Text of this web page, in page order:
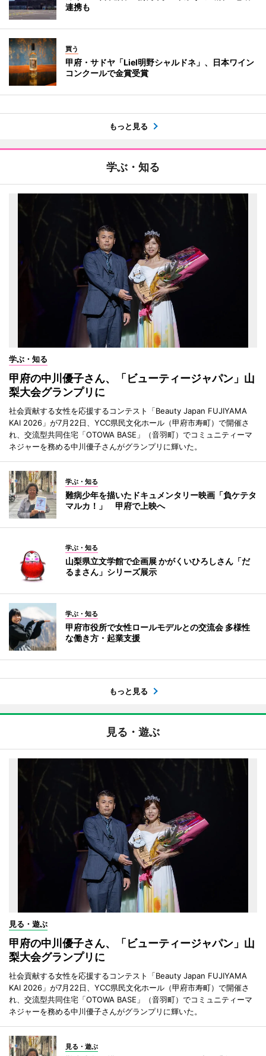
連携も
買う
甲府・サドヤ「Liel明野シャルドネ」、日本ワイン
コンクールで金賞受賞
もっと見る
学ぶ・知る
学ぶ・知る
甲府の中川優子さん、「ビューティージャパン」山
梨大会グランプリに
社会貢献する女性を応援するコンテスト「Beauty Japan FUJIYAMA
KAI 2026」が7月22日、YCC県民文化ホール（甲府市寿町）で開催さ
れ、交流型共同住宅「OTOWA BASE」（音羽町）でコミュニティーマ
ネジャーを務める中川優子さんがグランプリに輝いた。
学ぶ・知る
難病少年を描いたドキュメンタリー映画「負ケテタ
マルカ！」 甲府で上映へ
学ぶ・知る
山梨県立文学館で企画展 かがくいひろしさん「だ
るまさん」シリーズ展示
学ぶ・知る
甲府市役所で女性ロールモデルとの交流会 多様性
な働き方・起業支援
もっと見る
見る・遊ぶ
見る・遊ぶ
甲府の中川優子さん、「ビューティージャパン」山
梨大会グランプリに
社会貢献する女性を応援するコンテスト「Beauty Japan FUJIYAMA
KAI 2026」が7月22日、YCC県民文化ホール（甲府市寿町）で開催さ
れ、交流型共同住宅「OTOWA BASE」（音羽町）でコミュニティーマ
ネジャーを務める中川優子さんがグランプリに輝いた。
見る・遊ぶ